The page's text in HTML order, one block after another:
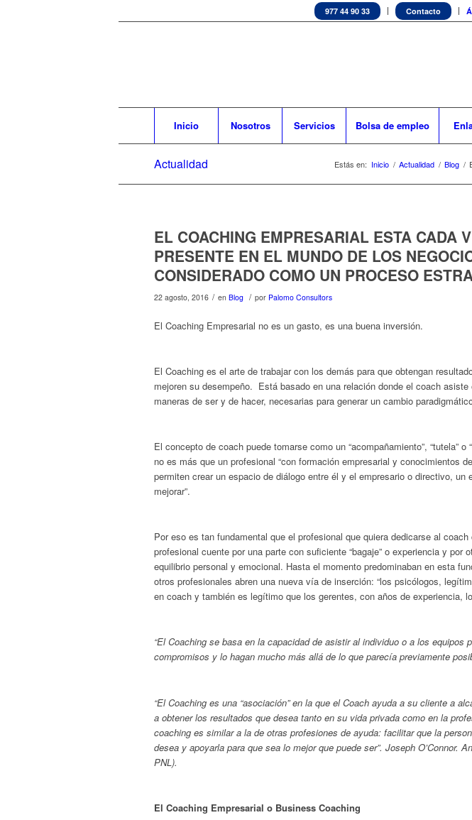
977 44 90 33 Contacto
Inicio Nosotros Servicios Bolsa de empleo
Actualidad Estás en: Inicio / Actualidad / Blog /
EL COACHING EMPRESARIAL ESTA CADA
PRESENTE EN EL MUNDO DE LOS
CONSIDERADO COMO UN PROCESO
22 agosto, 2016 / en Blog / por Palomo Consultors
El Coaching Empresarial no es un gasto, es una buena inversión.
El Coaching es el arte de trabajar con los demás para que obtengan
mejoren su desempeño. Está basado en una relación donde el coach asiste
maneras de ser y de hacer, necesarias para generar un cambio
El concepto de coach puede tomarse como un “acompañamiento”, “tutela”
no es más que un profesional “con formación empresarial y conocimientos
permiten crear un espacio de diálogo entre él y el empresario o directivo, un
mejorar”.
Por eso es tan fundamental que el profesional que quiera dedicarse al
profesional cuente por una parte con suficiente “bagaje” o experiencia y por
equilibrio personal y emocional. Hasta el momento predominaban en esta
otros profesionales abren una nueva vía de inserción: “los psicólogos,
en coach y también es legítimo que los gerentes, con años de experiencia,
“El Coaching se basa en la capacidad de asistir al individuo o a los equipos
compromisos y lo hagan mucho más allá de lo que parecía previamente
“El Coaching es una “asociación” en la que el Coach ayuda a su cliente a
a obtener los resultados que desea tanto en su vida privada como en la
coaching es similar a la de otras profesiones de ayuda: facilitar que la
desea y apoyarla para que sea lo mejor que puede ser”. Joseph O’Connor.
PNL).
El Coaching Empresarial o Business Coaching